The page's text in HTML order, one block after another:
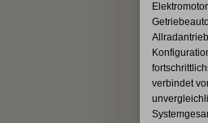
verbindet